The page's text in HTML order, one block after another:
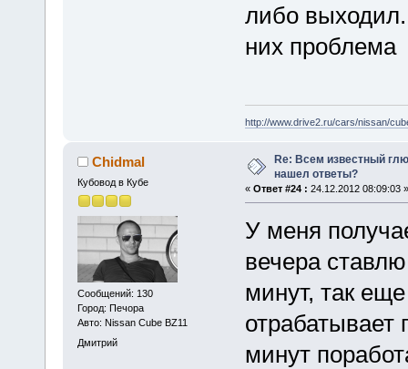
либо
них проблема
http://www.drive2.ru/cars/nissan/
Chidmal
Кубовод в Кубе
Сообщений: 130
Город: Печора
Авто: Nissan Cube BZ11
Дмитрий
Re: Всем известный
нашел ответы?
« Ответ #24 : 24.12.2012 08:09:03 »
У меня
вечера
минут, так
минут